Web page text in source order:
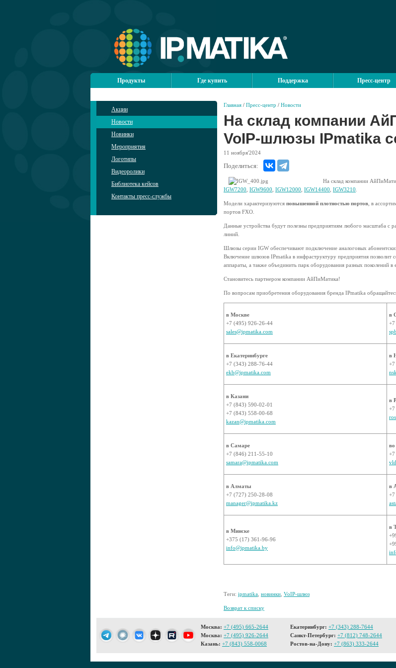
Продукты Где купить Поддержка Пресс-центр
Акции
Новости
Новинки
Мероприятия
Логотипы
Видеоролики
Библиотека кейсов
Контакты пресс-службы
Главная / Пресс-центр / Новости
На склад компании
VoIP-шлюзы IPmatika
11 ноября'2024
Поделиться:
На склад компании
IGW7200 IGW9600 IGW12000 IGW14400 IGW3210
Модели характеризуются повышенной плотностью портов , в
портов FXO.
Данные устройства будут полезны предприятиям любого масштаба с
линий.
Шлюзы серии IGW обеспечивают подключение аналоговых
Включение шлюзов IPmatika в инфраструктуру предприятия позволит
аппараты, а также объединить парк оборудования разных поколений
Становитесь партнером компании АйПиМатика!
По вопросам приобретения оборудования бренда IPmatika
в Москве
+7 (495) 926-26-44
sales@ipmatika.com
в
в Екатеринбурге
+7 (343) 288-76-44
ekb@ipmatika.com
в
в Казани
+7 (843) 590-02-01
+7 (843) 558-00-68
kazan@ipmatika.com
в
в Самаре
+7 (846) 211-55-10
samara@ipmatika.com
во
в Алматы
+7 (727) 250-28-08
manager@ipmatika.kz
в
в Минске
+375 (17) 361-96-96
info@ipmatika.by
в
Теги: ipmatika новинки VoIP-шлюз
Возврат к списку
Москва: +7 (495) 665-2644
Москва: +7 (495) 926-2644
Казань: +7 (843) 558-0068
Екатеринбург: +7 (343) 288-7644
Санкт-Петербург: +7 (812) 748-2644
Ростов-на-Дону: +7 (863) 333-2644